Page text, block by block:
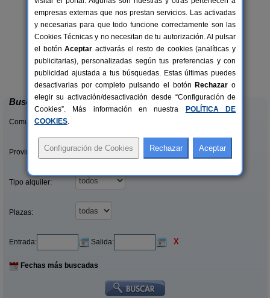
36+2 pers.
desde42 €
Matxani Gran
Mahón (Menorca)
Buscar
Comunidades:
Provincias/Islas:
Tipo alquiler:
Plazas:
Entrada: Salida: X
Fechas más buscadas
empresas externas que nos prestan servicios. Las activadas
y necesarias para que todo funcione correctamente son las
Cookies Técnicas y no necesitan de tu autorización. Al pulsar
el botónAceptar activarás el resto de cookies (analíticas y
publicitarias), personalizadas según tus preferencias y con
publicidad ajustada a tus búsquedas. Estas últimas puedes
desactivarlas por completo pulsando el botón Rechazar o
elegir su activación/desactivación desde “Configuración de
Cookies”. Más información en nuestra
POLÍTICA DE
COOKIES.